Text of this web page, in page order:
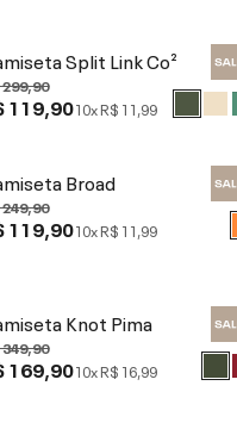
Split Link Co²
299,90
119,9010xR$ 11,99
Broad
249,90
119,9010xR$ 11,99
Knot Pima
349,90
169,9010xR$ 16,99